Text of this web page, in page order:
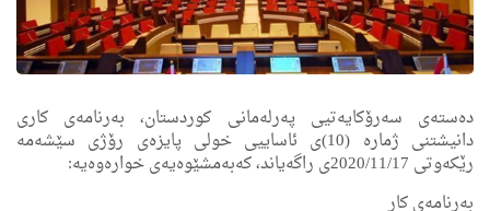
ده‌سته‌ی سه‌رۆكایه‌تیی په‌رله‌مانی كوردستان، به‌رنامه‌ی كاری
دانیشتنی ژماره‌ (10)ی ئاساییی خولی پایزه‌ى رۆژی سێشه‌مه‌
رێكه‌وتی 2020/11/17ى راگه‌یاند، كه‌به‌مشێوه‌یه‌ی خواره‌وه‌یه‌:
به‌رنامه‌ی كار